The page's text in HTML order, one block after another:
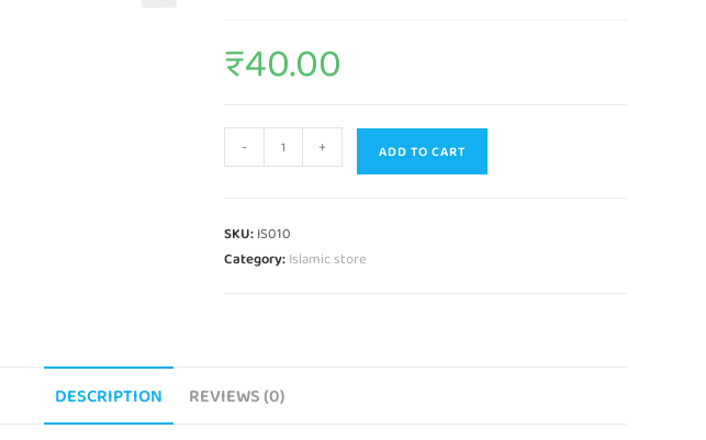
₹40.00
- + ADD TO CART
SKU: IS010
Category: Islamic store
DESCRIPTION REVIEWS (0)